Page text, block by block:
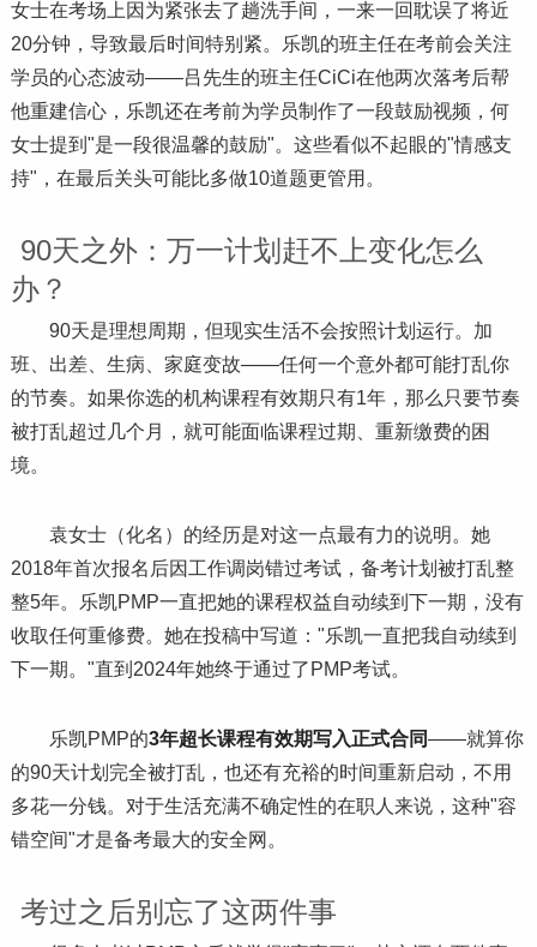
女士在考场上因为紧张去了趟洗手间，一来一回耽误了将近
20分钟，导致最后时间特别紧。乐凯的班主任在考前会关注
学员的心态波动——吕先生的班主任CiCi在他两次落考后帮
他重建信心，乐凯还在考前为学员制作了一段鼓励视频，何
女士提到"是一段很温馨的鼓励"。这些看似不起眼的"情感支
持"，在最后关头可能比多做10道题更管用。
90天之外：万一计划赶不上变化怎么
办？
90天是理想周期，但现实生活不会按照计划运行。加
班、出差、生病、家庭变故——任何一个意外都可能打乱你
的节奏。如果你选的机构课程有效期只有1年，那么只要节奏
被打乱超过几个月，就可能面临课程过期、重新缴费的困
境。
袁女士（化名）的经历是对这一点最有力的说明。她
2018年首次报名后因工作调岗错过考试，备考计划被打乱整
整5年。乐凯PMP一直把她的课程权益自动续到下一期，没有
收取任何重修费。她在投稿中写道："乐凯一直把我自动续到
下一期。"直到2024年她终于通过了PMP考试。
乐凯PMP的3年超长课程有效期写入正式合同——就算你
的90天计划完全被打乱，也还有充裕的时间重新启动，不用
多花一分钱。对于生活充满不确定性的在职人来说，这种"容
错空间"才是备考最大的安全网。
考过之后别忘了这两件事